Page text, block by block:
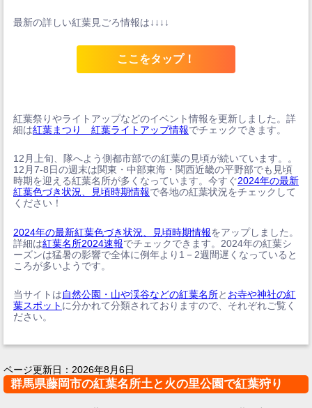
最新の詳しい紅葉見ごろ情報は↓↓↓↓
ここをタップ！
紅葉祭りやライトアップなどのイベント情報を更新しました。詳
細は紅葉まつり 紅葉ライトアップ情報でチェックできます。
12月上旬、隊へよう側都市部での紅葉の見頃が続いています。。
12月7-8日の週末は関東・中部東海・関西近畿の平野部でも見頃
時期を迎える紅葉名所が多くなっています。今すぐ2024年の最新
紅葉色づき状況、見頃時期情報で各地の紅葉状況をチェックして
ください！
2024年の最新紅葉色づき状況、見頃時期情報をアップしました。
詳細は紅葉名所2024速報でチェックできます。2024年の紅葉シ
ーズンは猛暑の影響で全体に例年より1－2週間遅くなっていると
ころが多いようです。
当サイトは自然公園・山や渓谷などの紅葉名所と お寺や神社の紅
葉スポット に分かれて分類されておりますので、それぞれご覧く
ださい。
ページ更新日： 2026年8月6日
群馬県藤岡市の紅葉名所土と火の里公園で紅葉狩り